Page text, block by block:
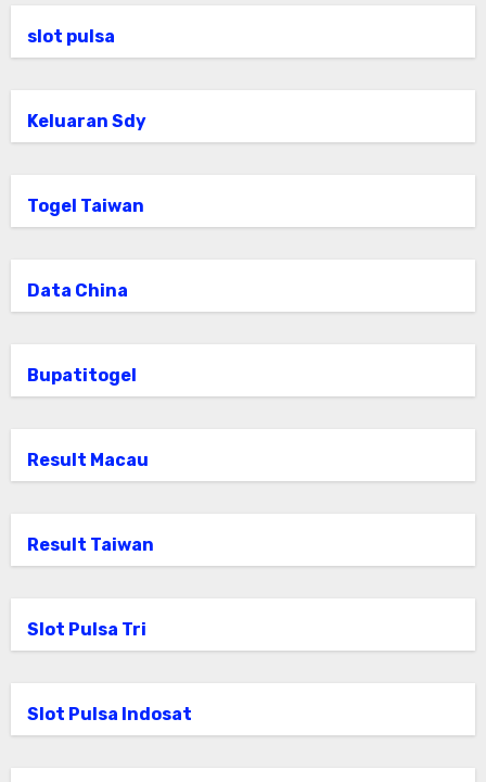
slot pulsa
Keluaran Sdy
Togel Taiwan
Data China
Bupatitogel
Result Macau
Result Taiwan
Slot Pulsa Tri
Slot Pulsa Indosat